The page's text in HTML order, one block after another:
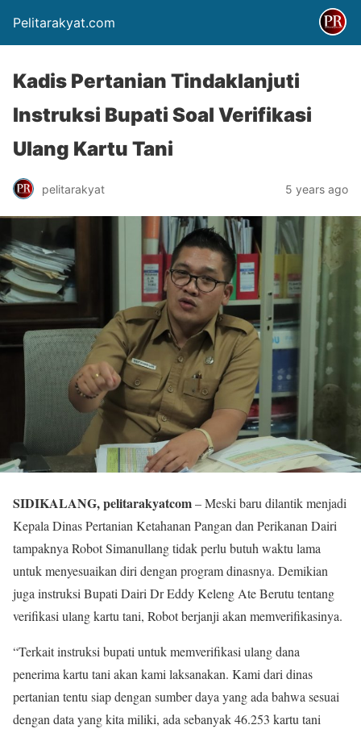
Pelitarakyat.com
Kadis Pertanian Tindaklanjuti
Instruksi Bupati Soal Verifikasi
Ulang Kartu Tani
pelitarakyat 5 years ago
SIDIKALANG, pelitarakyatcom– Meski baru dilantik menjadi
Kepala Dinas Pertanian Ketahanan Pangan dan Perikanan Dairi
tampaknya Robot Simanullang tidak perlu butuh waktu lama
untuk menyesuaikan diri dengan program dinasnya. Demikian
juga instruksi Bupati Dairi Dr Eddy Keleng Ate Berutu tentang
verifikasi ulang kartu tani, Robot berjanji akan memverifikasinya.
“Terkait instruksi bupati untuk memverifikasi ulang dana
penerima kartu tani akan kami laksanakan. Kami dari dinas
pertanian tentu siap dengan sumber daya yang ada bahwa sesuai
dengan data yang kita miliki, ada sebanyak 46.253 kartu tani